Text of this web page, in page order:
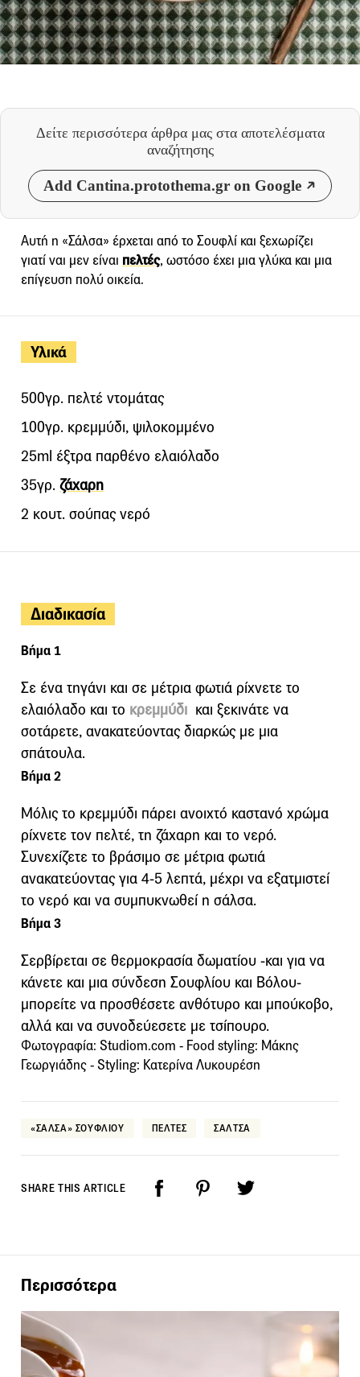
Δείτε περισσότερα άρθρα μας στα αποτελέσματα
αναζήτησης
Add Cantina.protothema.gr on Google
Υλικά
500γρ. πελτέ ντομάτας
100γρ. κρεμμύδι, ψιλοκομμένο
25ml έξτρα παρθένο ελαιόλαδο
35γρ. ζάχαρη
2 κουτ. σούπας νερό
Αυτή η «Σάλσα» έρχεται από το Σουφλί και ξεχωρίζει
γιατί ναι μεν είναι πελτές, ωστόσο έχει μια γλύκα και μια
επίγευση πολύ οικεία.
Διαδικασία
Βήμα 1
Σε ένα τηγάνι και σε μέτρια φωτιά ρίχνετε το
ελαιόλαδο και το κρεμμύδι και ξεκινάτε να
σοτάρετε, ανακατεύοντας διαρκώς με μια
σπάτουλα.
Βήμα 2
Μόλις το κρεμμύδι πάρει ανοιχτό καστανό χρώμα
ρίχνετε τον πελτέ, τη ζάχαρη και το νερό.
Συνεχίζετε το βράσιμο σε μέτρια φωτιά
ανακατεύοντας για 4-5 λεπτά, μέχρι να εξατμιστεί
το νερό και να συμπυκνωθεί η σάλσα.
Βήμα 3
Σερβίρεται σε θερμοκρασία δωματίου -και για να
κάνετε και μια σύνδεση Σουφλίου και Βόλου-
μπορείτε να προσθέσετε ανθότυρο και μπούκοβο,
αλλά και να συνοδεύεσετε με τσίπουρο.
Φωτογραφία: Studiom.com - Food styling: Μάκης
Γεωργιάδης - Styling: Κατερίνα Λυκουρέση
«ΣΑΛΣΑ» ΣΟΥΦΛΙΟΥ ΠΕΛΤΕΣ ΣΑΛΤΣΑ
SHARE THIS ARTICLE
Περισσότερα